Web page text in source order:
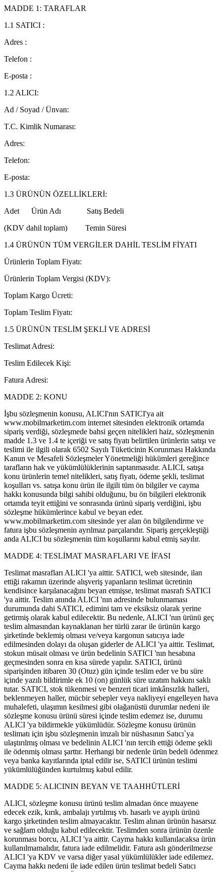
MADDE 1: TARAFLAR
1.1 SATICI :
Adres :
Telefon :
E-posta :
1.2 ALICI:
Ad / Soyad / Ünvan:
T.C. Kimlik Numarası:
Adres:
Telefon:
E-posta:
1.3 ÜRÜNÜN ÖZELLİKLERİ:
Adet Ürün Adı Satış Bedeli
(KDV dahil toplam) Temin Süresi
1.4 ÜRÜNÜN TÜM VERGİLER DAHİL TESLİM FİYATI
Ürünlerin Toplam Fiyatı:
Ürünlerin Toplam Vergisi (KDV):
Toplam Kargo Ücreti:
Toplam Teslim Fiyatı:
1.5 ÜRÜNÜN TESLİM ŞEKLİ VE ADRESİ
Teslimat Adresi:
Teslim Edilecek Kişi:
Fatura Adresi:
MADDE 2: KONU
İşbu sözleşmenin konusu, ALICI'nın SATICI'ya ait
www.mobilmarketim.com internet sitesinden elektronik ortamda
sipariş verdiği, sözleşmede bahsi geçen nitelikleri haiz, sözleşmenin
madde 1.3 ve 1.4 te içeriği ve satış fiyatı belirtilen ürünlerin satışı ve
teslimi ile ilgili olarak 6502 Sayılı Tüketicinin Korunması Hakkında
Kanun ve Mesafeli Sözleşmeler Yönetmeliği hükümleri gereğince
tarafların hak ve yükümlülüklerinin saptanmasıdır. ALICI, satışa
konu ürünlerin temel nitelikleri, satış fiyatı, ödeme şekli, teslimat
koşulları vs. satışa konu ürün ile ilgili tüm ön bilgiler ve cayma
hakkı konusunda bilgi sahibi olduğunu, bu ön bilgileri elektronik
ortamda teyit ettiğini ve sonrasında ürünü sipariş verdiğini, işbu
sözleşme hükümlerince kabul ve beyan eder.
www.mobilmarketim.com sitesinde yer alan ön bilgilendirme ve
fatura işbu sözleşmenin ayrılmaz parçalarıdır. Sipariş gerçekleştiği
anda ALICI bu sözleşmenin tüm koşullarını kabul etmiş sayılır.
MADDE 4: TESLİMAT MASRAFLARI VE İFASI
Teslimat masrafları ALICI 'ya aittir. SATICI, web sitesinde, ilan
ettiği rakamın üzerinde alışveriş yapanların teslimat ücretinin
kendisince karşılanacağını beyan etmişse, teslimat masrafı SATICI
'ya aittir. Teslim anında ALICI 'nın adresinde bulunmaması
durumunda dahi SATICI, edimini tam ve eksiksiz olarak yerine
getirmiş olarak kabul edilecektir. Bu nedenle, ALICI 'nın ürünü geç
teslim almasından kaynaklanan her türlü zarar ile ürünün kargo
şirketinde beklemiş olması ve/veya kargonun satıcıya iade
edilmesinden dolayı da oluşan giderler de ALICI 'ya aittir. Teslimat,
stokun müsait olması ve ürün bedelinin SATICI 'nın hesabına
geçmesinden sonra en kısa sürede yapılır. SATICI, ürünü
siparişinden itibaren 30 (Otuz) gün içinde teslim eder ve bu süre
içinde yazılı bildirimle ek 10 (on) günlük süre uzatım hakkını saklı
tutar. SATICI, stok tükenmesi ve benzeri ticari imkânsızlık halleri,
beklenmeyen haller, mücbir sebepler veya nakliyeyi engelleyen hava
muhalefeti, ulaşımın kesilmesi gibi olağanüstü durumlar nedeni ile
sözleşme konusu ürünü süresi içinde teslim edemez ise, durumu
ALICI 'ya bildirmekle yükümlüdür. Sözleşme konusu ürünün
teslimatı için işbu sözleşmenin imzalı bir nüshasının Satıcı`ya
ulaştırılmış olması ve bedelinin ALICI 'nın tercih ettiği ödeme şekli
ile ödenmiş olması şarttır. Herhangi bir nedenle ürün bedeli ödenmez
veya banka kayıtlarında iptal edilir ise, SATICI ürünün teslimi
yükümlülüğünden kurtulmuş kabul edilir.
MADDE 5: ALICININ BEYAN VE TAAHHÜTLERİ
ALICI, sözleşme konusu ürünü teslim almadan önce muayene
edecek ezik, kırık, ambalajı yırtılmış vb. hasarlı ve ayıplı ürünü
kargo şirketinden teslim almayacaktır. Teslim alınan ürünün hasarsız
ve sağlam olduğu kabul edilecektir. Teslimden sonra ürünün özenle
korunması borcu, ALICI 'ya aittir. Cayma hakkı kullanılacaksa ürün
kullanılmamalıdır, fatura iade edilmelidir. Fatura aslı gönderilmezse
ALICI 'ya KDV ve varsa diğer yasal yükümlülükler iade edilemez.
Cayma hakkı nedeni ile iade edilen ürün teslimat bedeli Satıcı